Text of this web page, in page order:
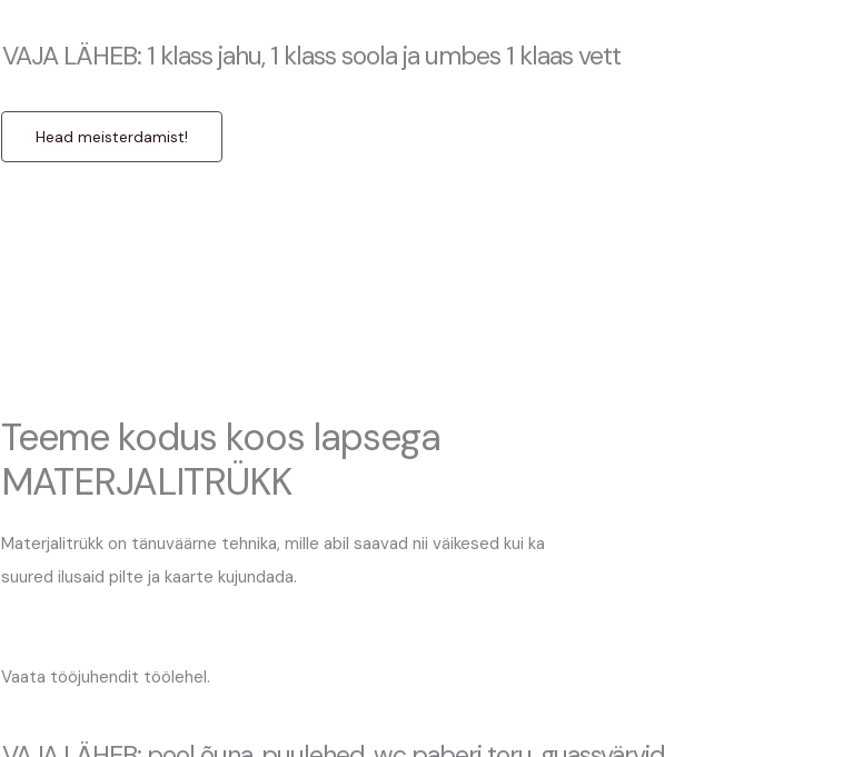
VAJA LÄHEB: 1 klass jahu, 1 klass soola ja umbes 1 klaas vett
Head meisterdamist!
Teeme kodus koos lapsega
MATERJALITRÜKK
Materjalitrükk on tänuväärne tehnika, mille abil saavad nii väikesed kui ka
suured ilusaid pilte ja kaarte kujundada.
Vaata tööjuhendit töölehel.